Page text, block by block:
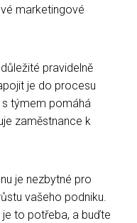
marketingové
pravidelně
je do procesu
s týmem pomáhá
zaměstnance k
je nezbytné pro
vašeho podniku.
to potřeba, a buďte